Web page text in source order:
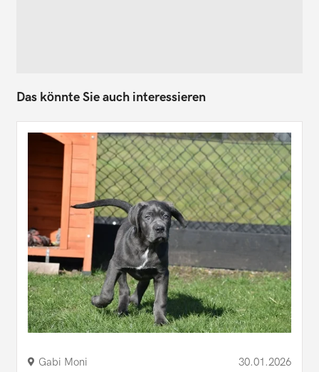
Das könnte Sie auch interessieren
Gabi Moni 30.01.2026